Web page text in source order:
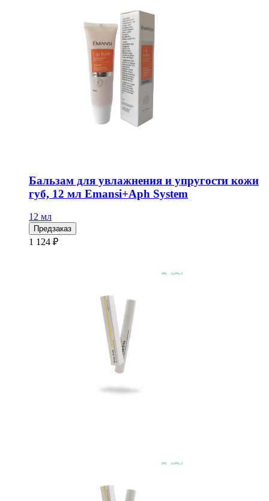
Бальзам для увлажнения и упругости кожи
губ, 12 мл Emansi+Aph System
12 мл
Предзаказ
1 124 ₽